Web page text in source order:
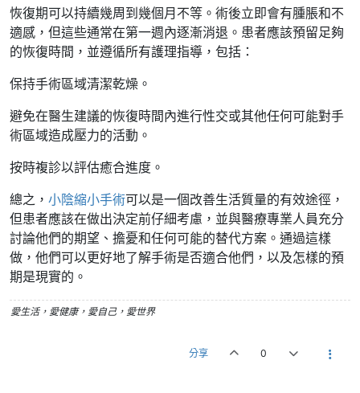
恢復期可以持續幾周到幾個月不等。術後立即會有腫脹和不
適感，但這些通常在第一週內逐漸消退。患者應該預留足夠
的恢復時間，並遵循所有護理指導，包括：
保持手術區域清潔乾燥。
避免在醫生建議的恢復時間內進行性交或其他任何可能對手
術區域造成壓力的活動。
按時複診以評估癒合進度。
總之， 小陰縮小手術可以是一個改善生活質量的有效途徑，
但患者應該在做出決定前仔細考慮，並與醫療專業人員充分
討論他們的期望、擔憂和任何可能的替代方案。通過這樣
做，他們可以更好地了解手術是否適合他們，以及怎樣的預
期是現實的。
愛生活，愛健康，愛自己，愛世界
分享 0